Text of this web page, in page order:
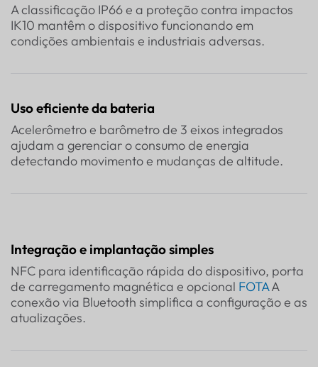
A classificação IP66 e a proteção contra impactos
IK10 mantêm o dispositivo funcionando em
condições ambientais e industriais adversas.
Uso eficiente da bateria
Acelerômetro e barômetro de 3 eixos integrados
ajudam a gerenciar o consumo de energia
detectando movimento e mudanças de altitude.
Integração e implantação simples
NFC para identificação rápida do dispositivo, porta
de carregamento magnética e opcional FOTAA
conexão via Bluetooth simplifica a configuração e as
atualizações.